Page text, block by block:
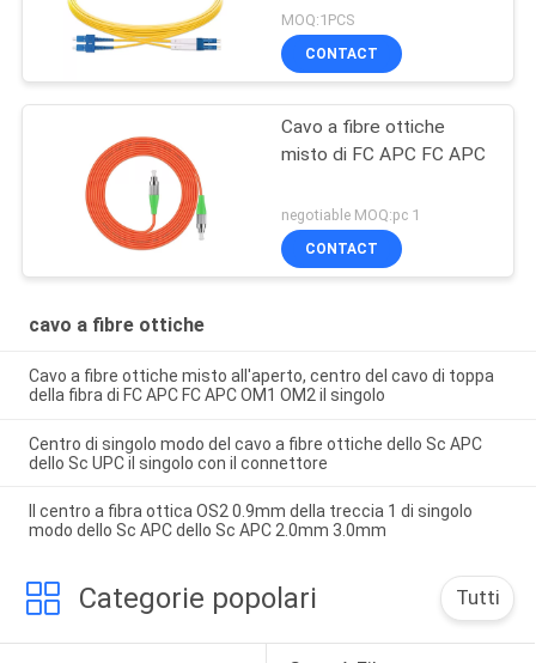
MOQ:1PCS
CONTACT
Cavo a fibre ottiche
misto di FC APC FC APC
negotiable MOQ:pc 1
CONTACT
cavo a fibre ottiche
Cavo a fibre ottiche misto all'aperto, centro del cavo di toppa
della fibra di FC APC FC APC OM1 OM2 il singolo
Centro di singolo modo del cavo a fibre ottiche dello Sc APC
dello Sc UPC il singolo con il connettore
Il centro a fibra ottica OS2 0.9mm della treccia 1 di singolo
modo dello Sc APC dello Sc APC 2.0mm 3.0mm
Categorie popolari Tutti